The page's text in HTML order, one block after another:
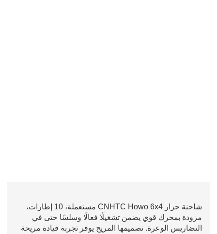
شاحنة جرار CNHTC Howo 6x4 مستعملة، 10 إطارات،
مزودة بمحرك قوي يضمن تشغيلًا فعالًا وسلسًا حتى في
التضاريس الوعرة. تصميمها المريح يوفر تجربة قيادة مريحة